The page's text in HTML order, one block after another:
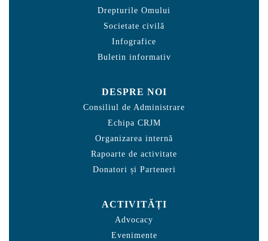
Drepturile Omului
Societate civilă
Infografice
Buletin informativ
DESPRE NOI
Consiliul de Administrare
Echipa CRJM
Organizarea internă
Rapoarte de activitate
Donatori și Parteneri
ACTIVITĂȚI
Advocacy
Evenimente